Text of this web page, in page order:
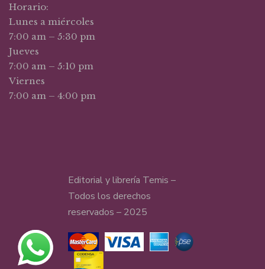
Horario:
Lunes a miércoles
7:00 am – 5:30 pm
Jueves
7:00 am – 5:10 pm
Viernes
7:00 am – 4:00 pm
Editorial y librería Temis –
Todos los derechos
reservados – 2025